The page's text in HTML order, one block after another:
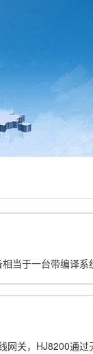
当于一台带编译系
网关，HJ8200通